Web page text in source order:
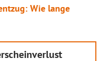
Wie lange